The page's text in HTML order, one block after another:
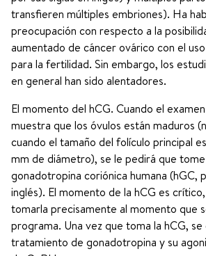
transfieren múltiples embriones). Ha
preocupación con respecto a la
aumentado de cáncer ovárico con el
para la fertilidad. Sin embargo, los
en general han sido alentadores.
El momento del hCG. Cuando el
muestra que los óvulos están maduros
cuando el tamaño del folículo principal
mm de diámetro), se le pedirá que
gonadotropina coriónica humana (hGC,
inglés). El momento de la hCG es
tomarla precisamente al momento que
programa. Una vez que toma la hCG,
tratamiento de gonadotropina y su